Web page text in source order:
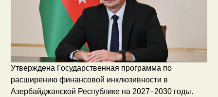
Утверждена Государственная программа по
расширению финансовой инклюзивности в
Азербайджанской Республике на 2027–2030 годы.